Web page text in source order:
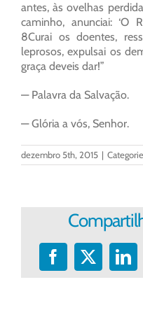
antes, às ovelhas
caminho, anunciai: ‘O
8Curai os doentes,
leprosos, expulsai os
graça deveis dar!”
— Palavra da Salvação.
— Glória a vós, Senhor.
dezembro 5th, 2015 |
Facebook
X